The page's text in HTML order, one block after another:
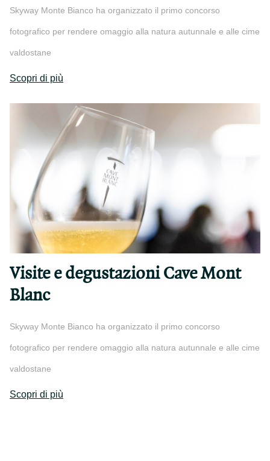
Skyway Monte Bianco ha organizzato il primo concorso
fotografico per rendere omaggio alla natura autunnale e alle cime
valdostane
Scopri di più
Visite e degustazioni Cave Mont
Blanc
Skyway Monte Bianco ha organizzato il primo concorso
fotografico per rendere omaggio alla natura autunnale e alle cime
valdostane
Scopri di più